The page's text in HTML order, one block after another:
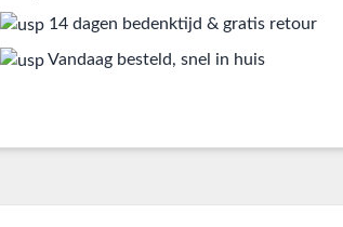
14 dagen bedenktijd & gratis retour
Vandaag besteld, snel in huis